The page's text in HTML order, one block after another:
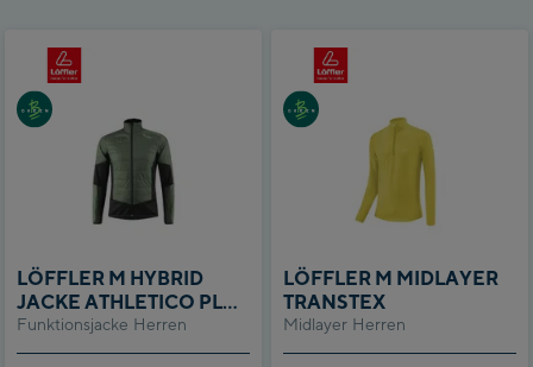
Funktionsjacke Herren
LÖFFLER M HYBRID
JACKE ATHLETICO PL
60
Midlayer Herren
LÖFFLER M MIDLAYER
TRANSTEX